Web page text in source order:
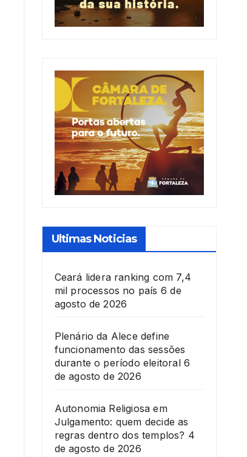
Ultimas Noticias
Ceará lidera ranking com 7,4
mil processos no país 6 de
agosto de 2026
Plenário da Alece define
funcionamento das sessões
durante o período eleitoral 6
de agosto de 2026
Autonomia Religiosa em
Julgamento: quem decide as
regras dentro dos templos? 4
de agosto de 2026